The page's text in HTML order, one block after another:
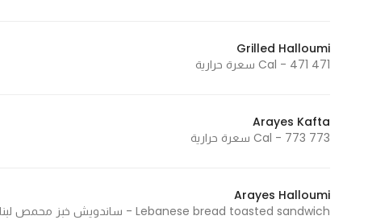
Grilled Halloumi
471 Cal - 471 سعرة حرارية
Arayes Kafta
773 Cal - 773 سعرة حرارية
Arayes Halloumi
Lebanese bread toasted sandwich - ساندويش خبز محمص لبناني 611 Cal - 611 سعرة حرارية